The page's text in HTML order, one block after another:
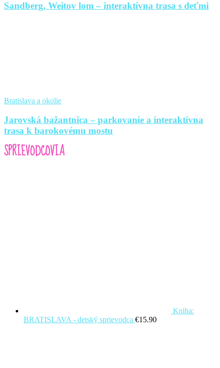
Sandberg, Weitov lom – interaktívna trasa s deťmi
Bratislava a okolie
Jarovská bažantnica – parkovanie a interaktívna
trasa k barokovému mostu
SPRIEVODCOVIA
Kniha:
BRATISLAVA - detský sprievodca €15.90